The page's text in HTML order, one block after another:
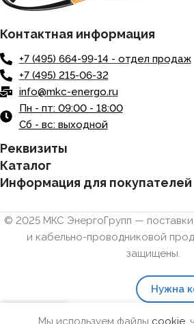
Контактная информация
+7 (495) 664-99-14 - отдел продаж
+7 (495) 215-06-32
info@mkc-energo.ru
Пн - пт: 09:00 - 18:00
Сб - вс: выходной
Реквизиты
Каталог
Информация для покупателей
© 2025 МКС ЭнергоГрупп — поставки
и кабельно-проводниковой
защищены.
Нужна
Мы используем файлы cookie,